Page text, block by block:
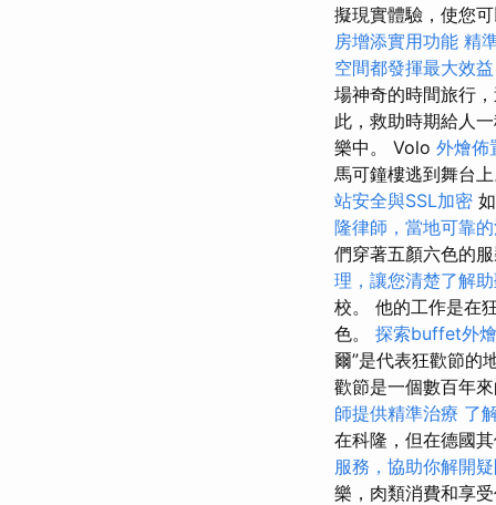
擬現實體驗，使您
房增添實用功能 精
空間都發揮最大效益
場神奇的時間旅行
此，救助時期給人
樂中。 Volo 外燴佈
馬可鐘樓逃到舞台上
站安全與SSL加密
隆律師，當地可靠
們穿著五顏六色的
理，讓您清楚了解
校。 他的工作是在
色。 探索buffet外
爾”是代表狂歡節的
歡節是一個數百年
師提供精準治療 了
在科隆，但在德國
服務，協助你解開
樂，肉類消費和享受